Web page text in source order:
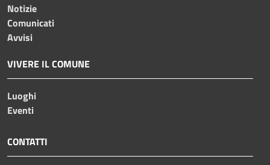
Notizie
Comunicati
Avvisi
VIVERE IL COMUNE
Luoghi
Eventi
CONTATTI